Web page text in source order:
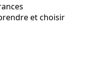
et choisir